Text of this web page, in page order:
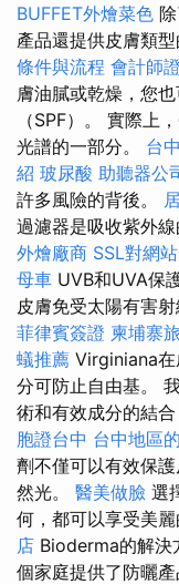
BUFFET外燴菜色
產品還提供皮膚類型
條件與流程 會計師
膚油膩或乾燥，您
（SPF）。 實際上
光譜的一部分。 台
紹 玻尿酸 助聽器公
許多風險的背後。
過濾器是吸收紫外線
外燴廠商 SSL對網
母車 UVB和UVA保
皮膚免受太陽有害
菲律賓簽證 柬埔寨
蟻推薦 Virginiana在
分可防止自由基。
術和有效成分的結
胞證台中 台中地區
劑不僅可以有效保
然光。 醫美做臉 選
何，都可以享受美麗
店 Bioderma的解決
個家庭提供了防曬產